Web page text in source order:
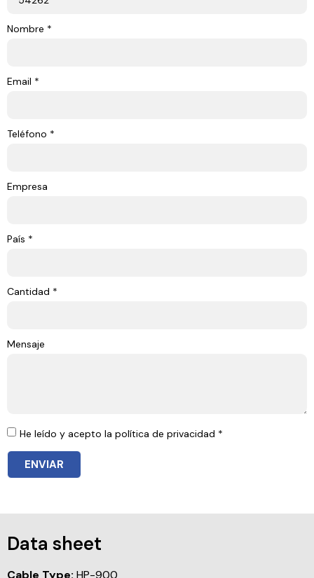
Nombre *
Email *
Teléfono *
Empresa
País *
Cantidad *
Mensaje
He leído y acepto la política de privacidad *
ENVIAR
Data sheet